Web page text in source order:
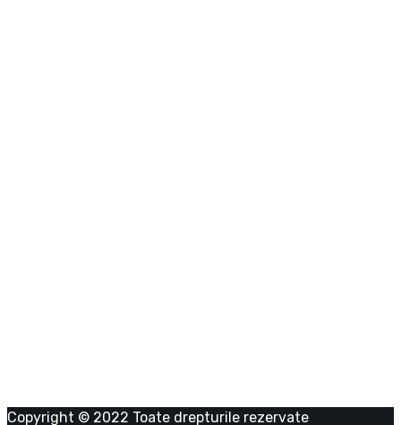
Copyright © 2022 Toate drepturile rezervate